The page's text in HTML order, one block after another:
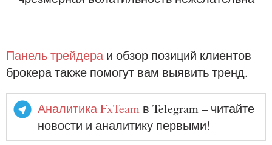
Панель трейдера и обзор позиций клиентов
брокера также помогут вам выявить тренд.
Аналитика FxTeam в Telegram – читайте
новости и аналитику первыми!